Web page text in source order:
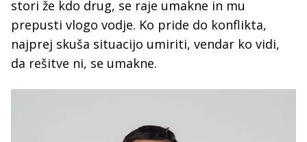
stori že kdo drug, se raje umakne in mu
prepusti vlogo vodje. Ko pride do konflikta,
najprej skuša situacijo umiriti, vendar ko vidi,
da rešitve ni, se umakne.